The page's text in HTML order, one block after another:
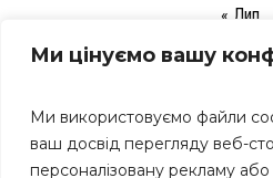
Ми цінуємо вашу
Ми використовуємо файли
ваш досвід перегляду веб-
персоналізовану рекламу
« Лип